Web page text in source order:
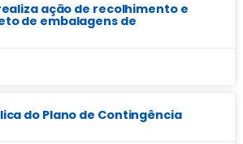
ação de recolhimento e
de embalagens de
do Plano de Contingência